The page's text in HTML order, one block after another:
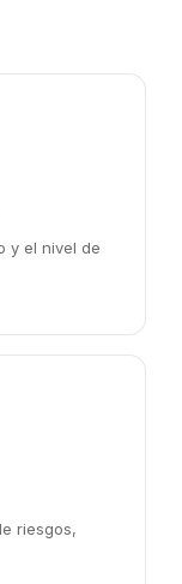
y el nivel de
riesgos,